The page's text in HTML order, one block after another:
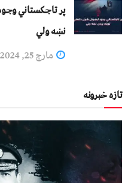
پر تاجکستاني
نښه ولي
مارچ 25, 2024
تازه خبرونه